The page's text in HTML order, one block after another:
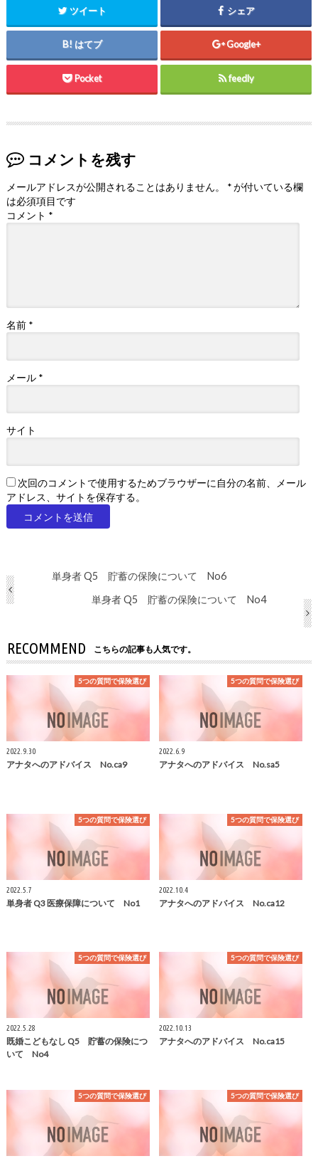
ツイート シェア
はてブ Google+
Pocket feedly
コメントを残す
メールアドレスが公開されることはありません。 *が付いている欄
は必須項目です
コメント *
名前 *
メール *
サイト
次回のコメントで使用するためブラウザーに自分の名前、メール
アドレス、サイトを保存する。
単身者 Q5 貯蓄の保険について No6
単身者 Q5 貯蓄の保険について No4
RECOMMEND こちらの記事も人気です。
5つの質問で保険選び
2022.9.30
アナタへのアドバイス No.ca9
5つの質問で保険選び
2022.6.9
アナタへのアドバイス No.sa5
5つの質問で保険選び
2022.5.7
単身者 Q3 医療保障について No1
5つの質問で保険選び
2022.10.4
アナタへのアドバイス No.ca12
5つの質問で保険選び
2022.5.28
既婚こどもなし Q5 貯蓄の保険につ
いて No4
5つの質問で保険選び
2022.10.13
アナタへのアドバイス No.ca15
5つの質問で保険選び 5つの質問で保険選び